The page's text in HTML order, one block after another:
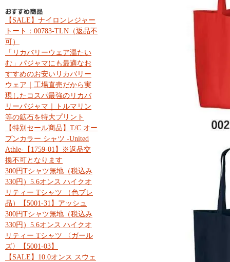
【SALE】ナイロンレジャー
トート：00783-TLN（返品不
可）
「リカバリーウェア温たい
む」パジャマにも最適なお
すすめのお安いリカバリー
ウェア｜工場直売だから実
現したコスパ最強のリカバ
リーパジャマ｜トルマリン
等の鉱石を特大プリント
【特別セール商品】T/C オー
プンカラー シャツ -United
Athle-【1759-01】※返品交
換不可となります
300円Tシャツ無地（税込み
330円）5.6オンス ハイクオ
リティー Tシャツ （色ブレ
品）【5001-31】アッシュ
300円Tシャツ無地（税込み
330円）5.6オンス ハイクオ
リティー Tシャツ 〈ガール
ズ〉【5001-03】
【SALE】10.0オンス スウェ